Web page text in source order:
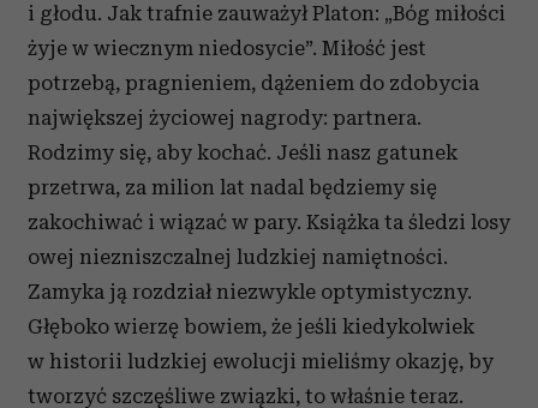
i głodu. Jak trafnie zauważył Platon: „Bóg miłości
żyje w wiecznym niedosycie”. Miłość jest
potrzebą, pragnieniem, dążeniem do zdobycia
największej życiowej nagrody: partnera.
Rodzimy się, aby kochać. Jeśli nasz gatunek
przetrwa, za milion lat nadal będziemy się
zakochiwać i wiązać w pary. Książka ta śledzi losy
owej niezniszczalnej ludzkiej namiętności.
Zamyka ją rozdział niezwykle optymistyczny.
Głęboko wierzę bowiem, że jeśli kiedykolwiek
w historii ludzkiej ewolucji mieliśmy okazję, by
tworzyć szczęśliwe związki, to właśnie teraz.